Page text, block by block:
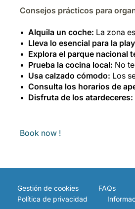
Consejos prácticos para
Alquila un coche: La zona
Lleva lo esencial para la
Explora el parque nacional
Prueba la cocina local: No
Usa calzado cómodo: Los
Consulta los horarios de
Disfruta de los atardeceres:
Book now !
Gestión de cookies FAQs
Política de privacidad